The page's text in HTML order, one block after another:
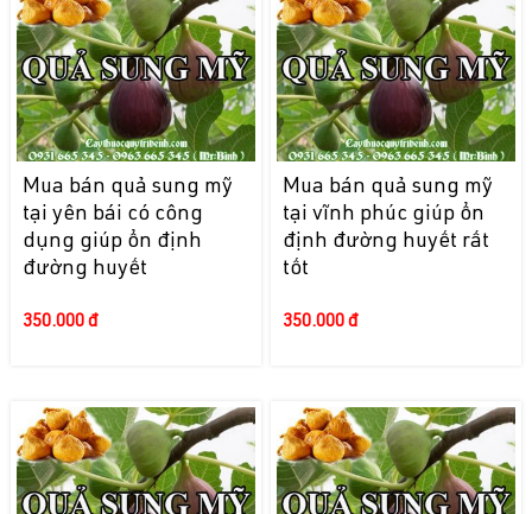
Mua bán quả sung mỹ
tại yên bái có công
dụng giúp ổn định
đường huyết
350.000 đ
Mua bán quả sung mỹ
tại vĩnh phúc giúp ổn
định đường huyết rất
tốt
350.000 đ